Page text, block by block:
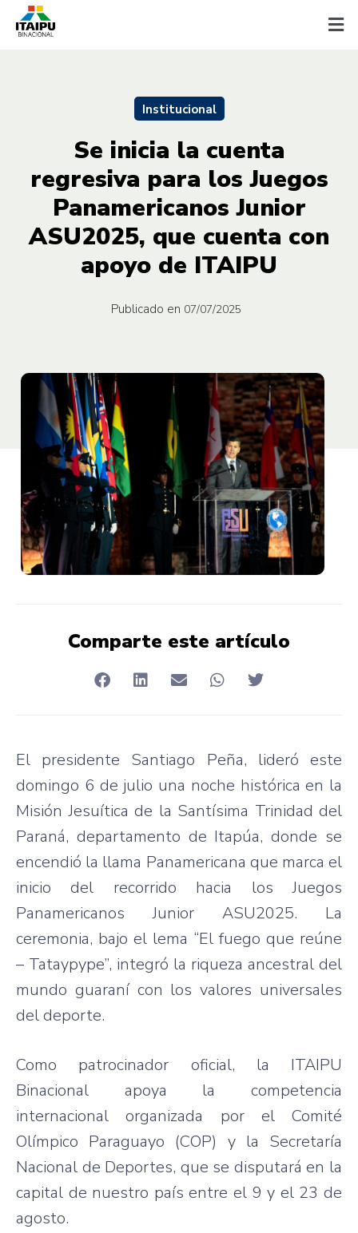
Institucional
Se inicia la cuenta
regresiva para los Juegos
Panamericanos Junior
ASU2025, que cuenta con
apoyo de ITAIPU
Publicado en 07/07/2025
Comparte este artículo
El presidente Santiago Peña, lideró este
domingo 6 de julio una noche histórica en la
Misión Jesuítica de la Santísima Trinidad del
Paraná, departamento de Itapúa, donde se
encendió la llama Panamericana que marca el
inicio del recorrido hacia los Juegos
Panamericanos Junior ASU2025. La
ceremonia, bajo el lema “El fuego que reúne
– Tataypype”, integró la riqueza ancestral del
mundo guaraní con los valores universales
del deporte.
Como patrocinador oficial, la ITAIPU
Binacional apoya la competencia
internacional organizada por el Comité
Olímpico Paraguayo (COP) y la Secretaría
Nacional de Deportes, que se disputará en la
capital de nuestro país entre el 9 y el 23 de
agosto.